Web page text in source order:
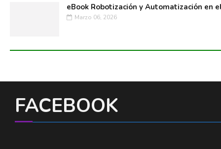
eBook Robotización y Automatización en
Marzo 06, 2026
FACEBOOK